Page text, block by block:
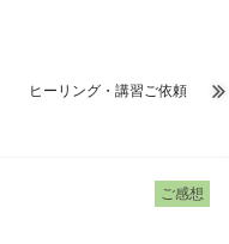
ヒーリング・講習ご依頼
ご感想